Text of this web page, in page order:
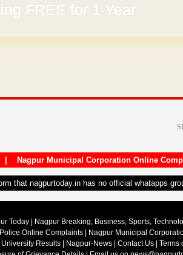
FREE for 1 Year
Nagpur Municipal Corporation Online
that nagpurtoday.in has no official whatapps
Today | Nagpur Breaking, Business, Sports,
Online Complaints| Nagpur Municipal
University Results
Nagpur-News Contact Us Terms